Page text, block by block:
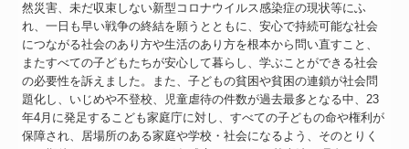
然災害、未だ収束しない新型コロナウイルス感染症の現状等にふ
れ、一日も早い戦争の終結を願うとともに、安心で持続可能な社会
につながる社会のあり方や生活のあり方を根本から問い直すこと、
またすべての子どもたちが安心して暮らし、学ぶことができる社会
の必要性を訴えました。また、子どもの貧困や貧困の連鎖が社会問
題化し、いじめや不登校、児童虐待の件数が過去最多となる中、23
年4月に発足するこども家庭庁に対し、すべての子どもの命や権利が
保障され、居場所のある家庭や学校・社会になるよう、そのとりく